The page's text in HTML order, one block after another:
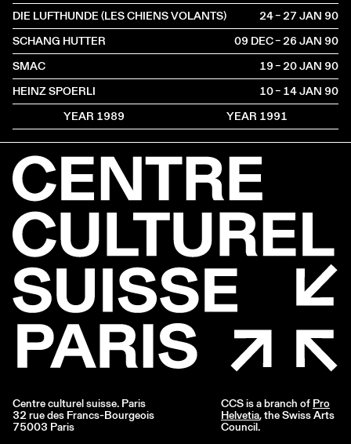
DIE LUFTHUNDE (LES CHIENS VOLANTS)
24 – 27 JAN1990
SCHANG HUTTER
09 DEC – 26 JAN1990
SMAC
19 – 20 JAN1990
HEINZ SPOERLI
10 – 14 JAN1990
YEAR 1989
YEAR 1991
Centre culturel suisse. Paris
32 rue des Francs-Bourgeois
75003 Paris
CCS is a branch of Pro
Helvetia, the Swiss Arts
Council.